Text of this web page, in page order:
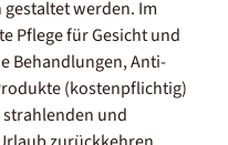
werden. Im
Pflege für Gesicht und
Behandlungen, Anti-
(kostenpflichtig)
strahlenden und